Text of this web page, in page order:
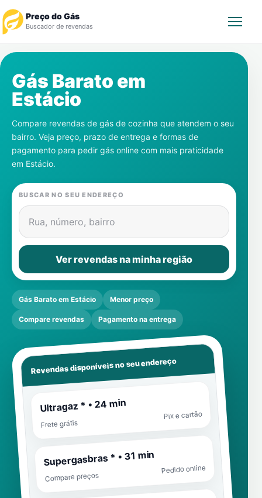
Preço do Gás
Buscador de revendas
Revendedor
Notícias
Cadastre-se
Gás
Contatos
Gás Barato em
Estácio
Compare revendas de gás de cozinha que atendem o seu
bairro. Veja preço, prazo de entrega e formas de
pagamento para pedir gás online com mais praticidade
em Estácio.
BUSCAR NO SEU ENDEREÇO
Rua, número, bairro
Ver revendas na minha região
Gás Barato em Estácio Menor preço
Compare revendas Pagamento na entrega
Revendas disponíveis no seu endereço
Ultragaz * • 24 min
Frete grátis
Pix e cartão
Supergasbras * • 31 min
Compare preços
Pedido online